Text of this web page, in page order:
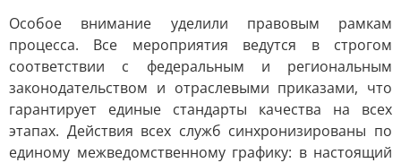
Особое внимание уделили правовым рамкам
процесса. Все мероприятия ведутся в строгом
соответствии с федеральным и региональным
законодательством и отраслевыми приказами, что
гарантирует единые стандарты качества на всех
этапах. Действия всех служб синхронизированы по
единому межведомственному графику: в настоящий